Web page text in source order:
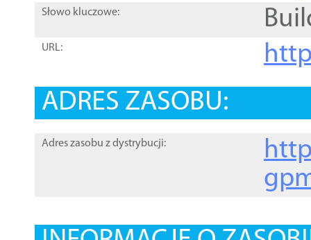
Słowo kluczowe:
URL:
ADRES ZASOBU:
Adres zasobu z dystrybucji: